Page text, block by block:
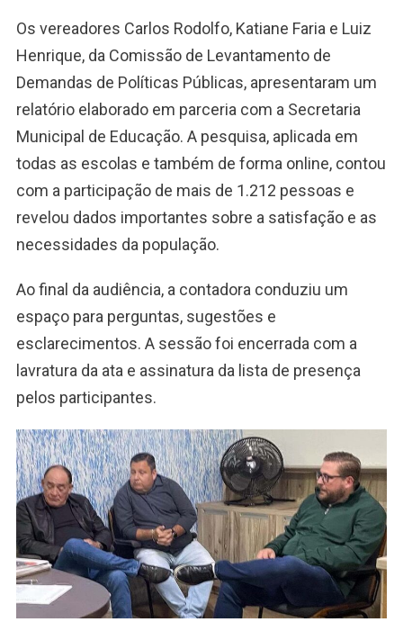
Os vereadores Carlos Rodolfo, Katiane Faria e Luiz
Henrique, da Comissão de Levantamento de
Demandas de Políticas Públicas, apresentaram um
relatório elaborado em parceria com a Secretaria
Municipal de Educação. A pesquisa, aplicada em
todas as escolas e também de forma online, contou
com a participação de mais de 1.212 pessoas e
revelou dados importantes sobre a satisfação e as
necessidades da população.
Ao final da audiência, a contadora conduziu um
espaço para perguntas, sugestões e
esclarecimentos. A sessão foi encerrada com a
lavratura da ata e assinatura da lista de presença
pelos participantes.